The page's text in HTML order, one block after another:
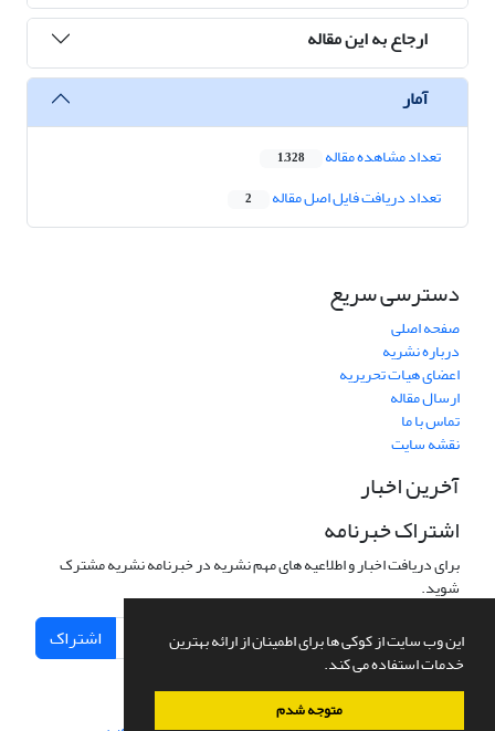
این وب سایت از کوکی ها برای اطمینان از ارائه بهترین
خدمات استفاده می کند.
متوجه شدم
ارجاع به این مقاله
آمار
تعداد مشاهده مقاله 1,328
تعداد دریافت فایل اصل مقاله 2
دسترسی سریع
صفحه اصلی
درباره نشریه
اعضای هیات تحریریه
ارسال مقاله
تماس با ما
نقشه سایت
آخرین اخبار
اشتراک خبرنامه
برای دریافت اخبار و اطلاعیه های مهم نشریه در خبرنامه نشریه مشترک
شوید.
اشتراک